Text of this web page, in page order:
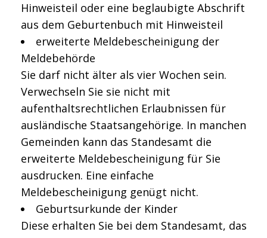
Hinweisteil oder eine beglaubigte Abschrift
aus dem Geburtenbuch mit Hinweisteil
erweiterte Meldebescheinigung der
Meldebehörde
Sie darf nicht älter als vier Wochen sein.
Verwechseln Sie sie nicht mit
aufenthaltsrechtlichen Erlaubnissen für
ausländische Staatsangehörige. In manchen
Gemeinden kann das Standesamt die
erweiterte Meldebescheinigung für Sie
ausdrucken. Eine einfache
Meldebescheinigung genügt nicht.
Geburtsurkunde der Kinder
Diese erhalten Sie bei dem Standesamt, das